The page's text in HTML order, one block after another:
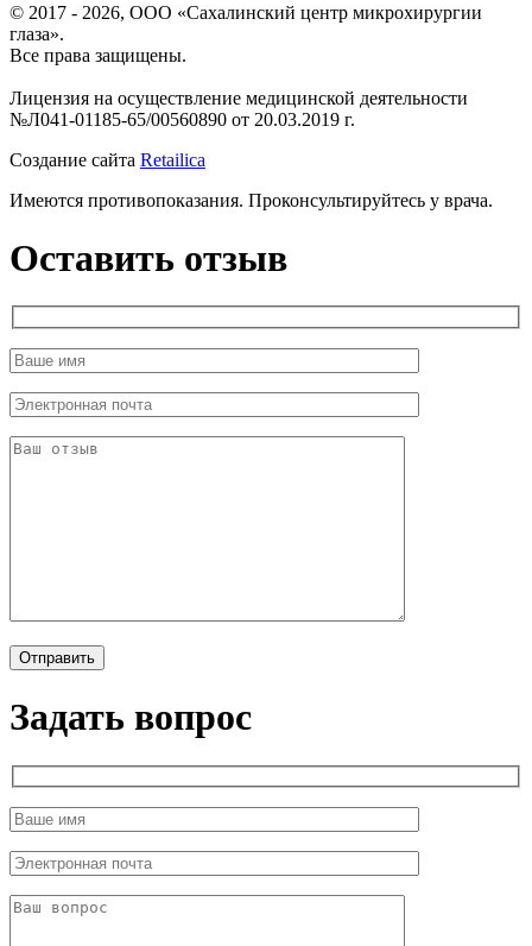
© 2017 - 2026, ООО «Сахалинский центр микрохирургии
глаза».
Все права защищены.
Лицензия на осуществление медицинской деятельности
№Л041-01185-65/00560890 от 20.03.2019 г.
Создание сайта Retailica
Имеются противопоказания. Проконсультируйтесь у врача.
Оставить отзыв
Задать вопрос